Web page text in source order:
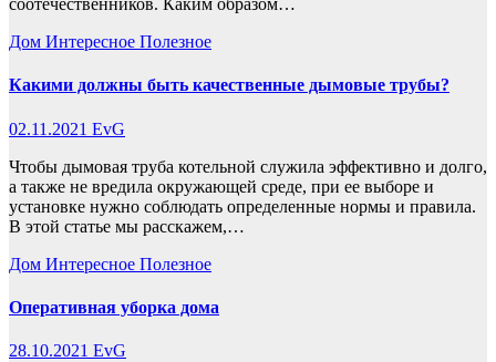
соотечественников. Каким образом…
Дом Интересное Полезное
Какими должны быть качественные дымовые трубы?
02.11.2021 EvG
Чтобы дымовая труба котельной служила эффективно и долго,
а также не вредила окружающей среде, при ее выборе и
установке нужно соблюдать определенные нормы и правила.
В этой статье мы расскажем,…
Дом Интересное Полезное
Оперативная уборка дома
28.10.2021 EvG